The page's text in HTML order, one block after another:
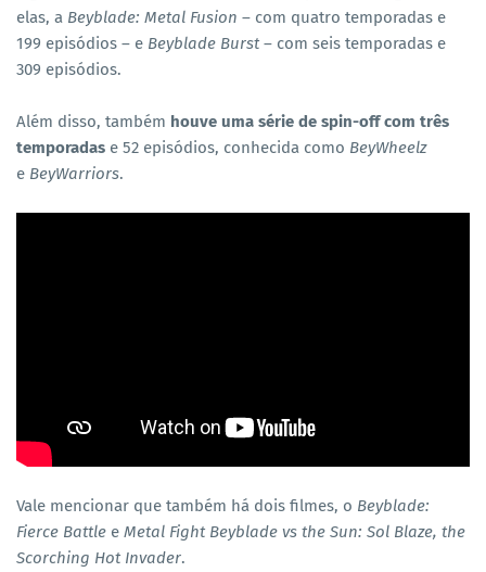
elas, a Beyblade: Metal Fusion – com quatro temporadas e
199 episódios – e Beyblade Burst – com seis temporadas e
309 episódios.
Além disso, também houve uma série de spin-off com três
temporadas e 52 episódios, conhecida como BeyWheelz
e BeyWarriors.
Vale mencionar que também há dois filmes, o Beyblade:
Fierce Battle e Metal Fight Beyblade vs the Sun: Sol Blaze, the
Scorching Hot Invader.